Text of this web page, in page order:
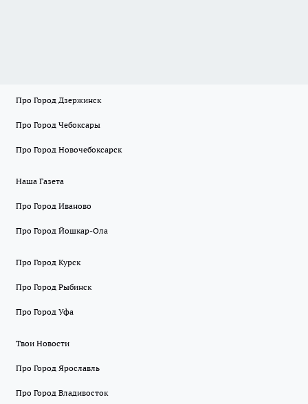
Про Город Дзержинск
Про Город Чебоксары
Про Город Новочебоксарск
Наша Газета
Про Город Иваново
Про Город Йошкар-Ола
Про Город Курск
Про Город Рыбинск
Про Город Уфа
Твои Новости
Про Город Ярославль
Про Город Владивосток